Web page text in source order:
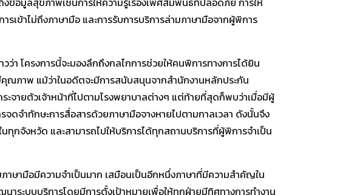
เข้าไม่ถึงภาษามือ และการรับการบริการล่ามภาษามือจากผู้พิการ
า โครงการนี้จะมองลึกถึงกลไกการช่วยให้คนพิการทางการได้ยิน
ณภาพ แม้ว่าในอดีตจะมีการสนับสนุนจากสำนักงานหลักประกัน
จายตัวเจ้าหน้าที่ไปตามโรงพยาบาลต่างๆ แต่ท้ายที่สุดก็พบว่าเมื่อมีผู้
ดจำทักษะการสื่อสารด้วยภาษามือจางหายไปตามกาลเวลา ดังนั้นจึง
กจังหวัด และสามารถไปให้บริการได้ทุกสถานบริการที่ผู้พิการจำเป็น
ษามือมีความจำเป็นมาก เสมือนเป็นอีกหนึ่งภาษาที่มีความสำคัญใน
าระบบบริการโดยมีการตั้งเป้าหมายเพื่อให้ทุกฝ่ายมีทิศทางการทำงาน